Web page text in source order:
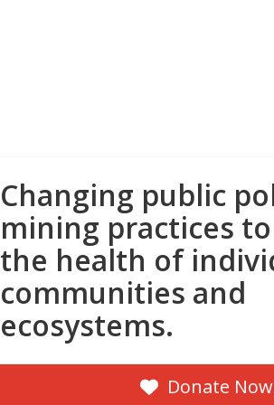
Changing public
mining practices
the health of
communities and
ecosystems.
Donate